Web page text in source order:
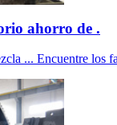
ahorro de .
... Encuentre los